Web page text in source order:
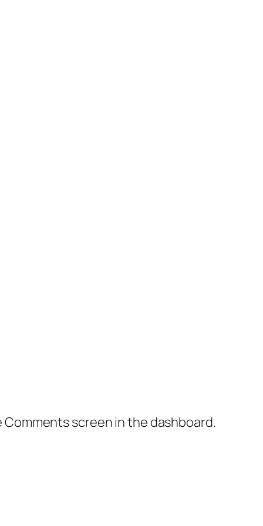
screen in the dashboard.